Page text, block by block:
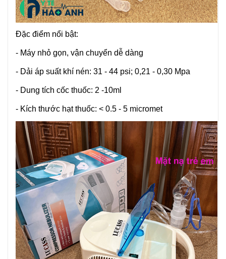
Đặc điểm nổi bật:
- Máy nhỏ gọn, vận chuyển dễ dàng
- Dải áp suất khí nén: 31 - 44 psi; 0,21 - 0,30 Mpa
- Dung tích cốc thuốc: 2 -10ml
- Kích thước hạt thuốc: < 0.5 - 5 micromet